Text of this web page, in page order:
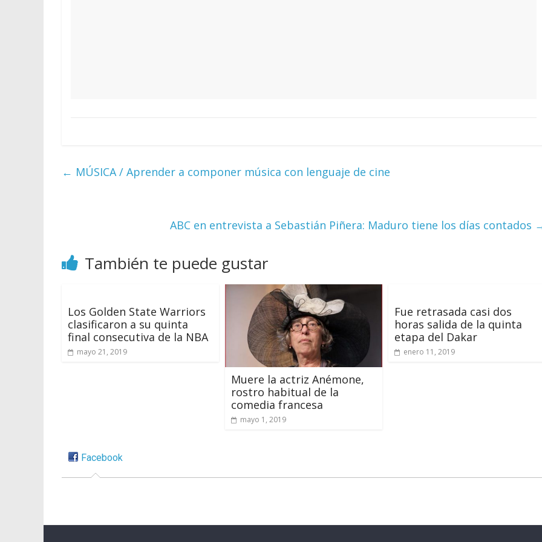
← MÚSICA / Aprender a componer música con lenguaje de cine
ABC en entrevista a Sebastián Piñera: Maduro tiene los días contados
También te puede gustar
Los Golden State Warriors
clasificaron a su quinta
final consecutiva de la NBA
mayo 21, 2019
Muere la actriz Anémone,
rostro habitual de la
comedia francesa
mayo 1, 2019
Fue retrasada casi dos
horas salida de la quinta
etapa del Dakar
enero 11, 2019
Facebook